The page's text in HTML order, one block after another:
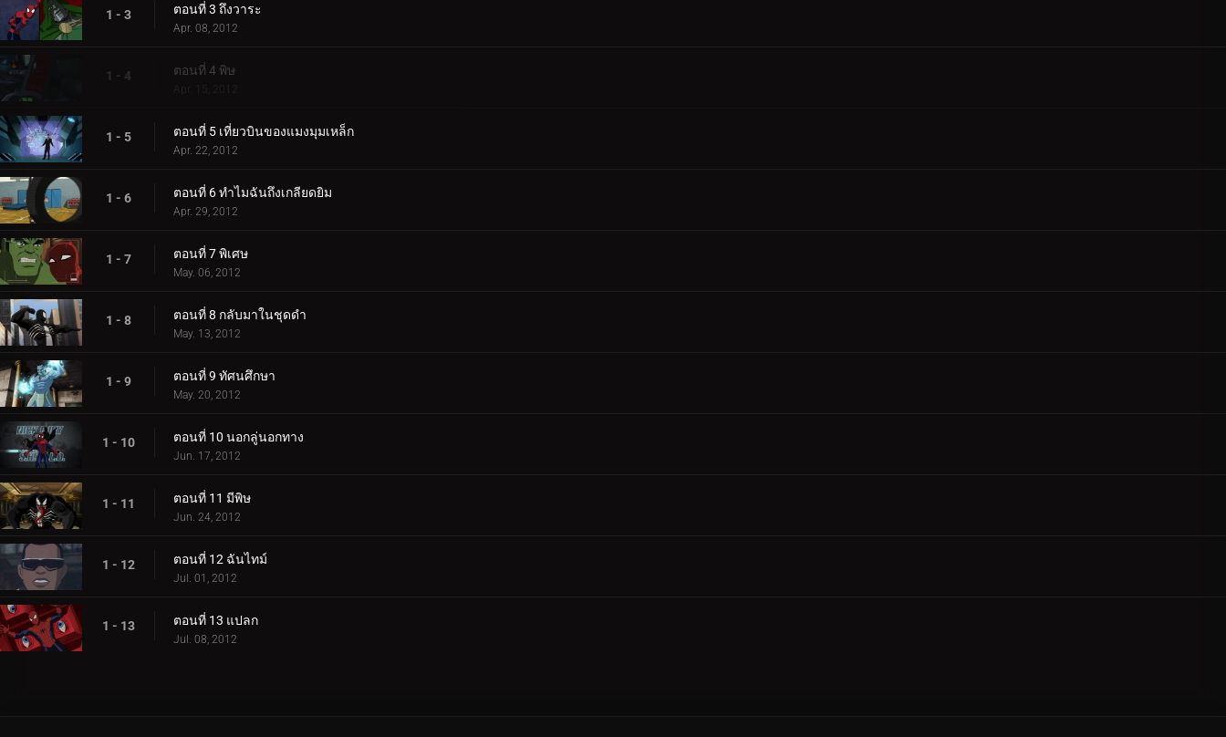
1 - 3 ตอนที่ 3 ถึงวาระ
Apr. 08, 2012
1 - 4 ตอนที่ 4 พิษ
Apr. 15, 2012
1 - 5 ตอนที่ 5 เที่ยวบินของแมงมุมเหล็ก
Apr. 22, 2012
1 - 6 ตอนที่ 6 ทำไมฉันถึงเกลียดยิม
Apr. 29, 2012
1 - 7 ตอนที่ 7 พิเศษ
May. 06, 2012
1 - 8 ตอนที่ 8 กลับมาในชุดดำ
May. 13, 2012
1 - 9 ตอนที่ 9 ทัศนศึกษา
May. 20, 2012
1 - 10 ตอนที่ 10 นอกลู่นอกทาง
Jun. 17, 2012
1 - 11 ตอนที่ 11 มีพิษ
Jun. 24, 2012
1 - 12 ตอนที่ 12 ฉันไทม์
Jul. 01, 2012
1 - 13 ตอนที่ 13 แปลก
Jul. 08, 2012